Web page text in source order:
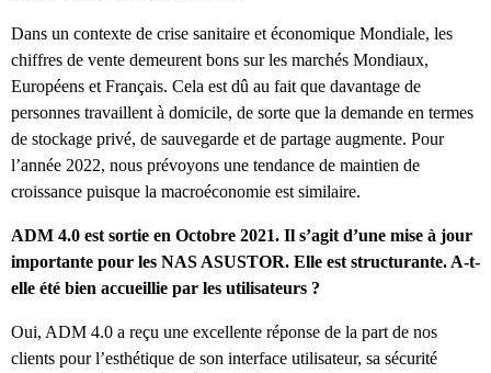
Dans un contexte de crise sanitaire et économique Mondiale, les
chiffres de vente demeurent bons sur les marchés Mondiaux,
Européens et Français. Cela est dû au fait que davantage de
personnes travaillent à domicile, de sorte que la demande en termes
de stockage privé, de sauvegarde et de partage augmente. Pour
l’année 2022, nous prévoyons une tendance de maintien de
croissance puisque la macroéconomie est similaire.
ADM 4.0 est sortie en Octobre 2021. Il s’agit d’une mise à jour
importante pour les NAS ASUSTOR. Elle est structurante. A-t-
elle été bien accueillie par les utilisateurs ?
Oui, ADM 4.0 a reçu une excellente réponse de la part de nos
clients pour l’esthétique de son interface utilisateur, sa sécurité